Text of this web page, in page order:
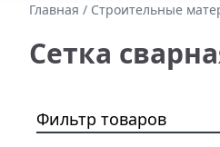
Главная / Строительные
Сетка
Фильтр товаров